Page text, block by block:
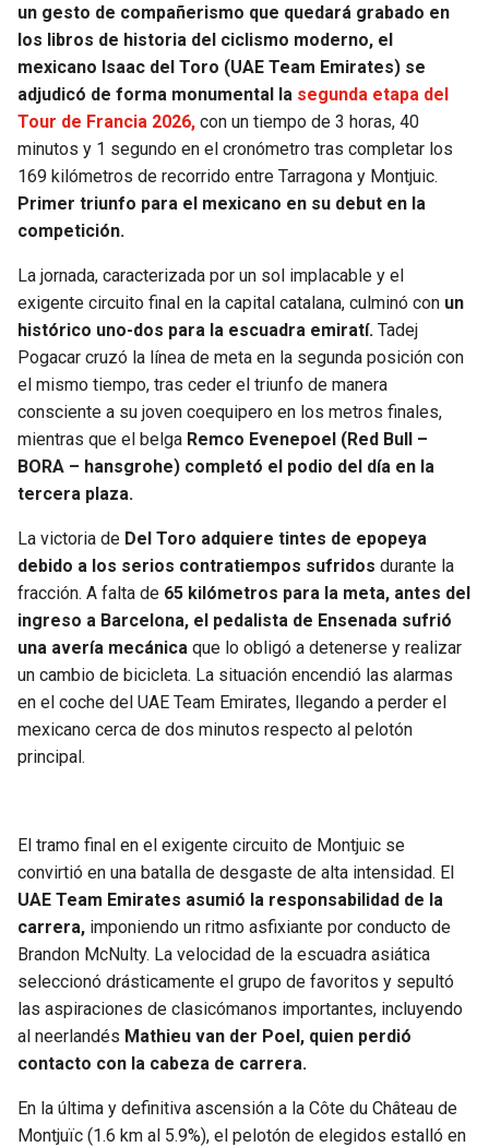
49ERS
SEAHAWKS
BEARS
LIONS
PACKERS
VIKINGS
FALCONS
PANTHERS
SAINTS
GRIZZLIES
PELICANS
SPURS
NUGGETS
TIMBERWOLVES
THUNDER
TRAIL BLAZERS
JAZZ
un gesto de compañerismo que quedará grabado en
los libros de historia del ciclismo moderno, el
mexicano Isaac del Toro (UAE Team Emirates) se
adjudicó de forma monumental la segunda etapa del
Tour de Francia 2026, con un tiempo de 3 horas, 40
minutos y 1 segundo en el cronómetro tras completar los
169 kilómetros de recorrido entre Tarragona y Montjuic.
Primer triunfo para el mexicano en su debut en la
competición.
La jornada, caracterizada por un sol implacable y el
exigente circuito final en la capital catalana, culminó con un
histórico uno-dos para la escuadra emiratí. Tadej
Pogacar cruzó la línea de meta en la segunda posición con
el mismo tiempo, tras ceder el triunfo de manera
consciente a su joven coequipero en los metros finales,
mientras que el belga Remco Evenepoel (Red Bull –
BORA – hansgrohe) completó el podio del día en la
tercera plaza.
La victoria de Del Toro adquiere tintes de epopeya
debido a los serios contratiempos sufridos durante la
fracción. A falta de 65 kilómetros para la meta, antes del
ingreso a Barcelona, el pedalista de Ensenada sufrió
una avería mecánica que lo obligó a detenerse y realizar
un cambio de bicicleta. La situación encendió las alarmas
en el coche del UAE Team Emirates, llegando a perder el
mexicano cerca de dos minutos respecto al pelotón
principal.
El tramo final en el exigente circuito de Montjuic se
convirtió en una batalla de desgaste de alta intensidad. El
UAE Team Emirates asumió la responsabilidad de la
carrera, imponiendo un ritmo asfixiante por conducto de
Brandon McNulty. La velocidad de la escuadra asiática
seleccionó drásticamente el grupo de favoritos y sepultó
las aspiraciones de clasicómanos importantes, incluyendo
al neerlandés Mathieu van der Poel, quien perdió
contacto con la cabeza de carrera.
En la última y definitiva ascensión a la Côte du Château de
Montjuïc (1.6 km al 5.9%), el pelotón de elegidos estalló en